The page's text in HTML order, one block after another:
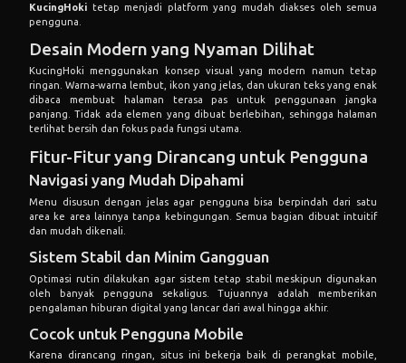
KucingHoki tetap menjadi platform yang mudah diakses oleh semua
pengguna.
Desain Modern yang Nyaman Dilihat
KucingHoki menggunakan konsep visual yang modern namun tetap
ringan. Warna-warna lembut, ikon yang jelas, dan ukuran teks yang enak
dibaca membuat halaman terasa pas untuk penggunaan jangka
panjang. Tidak ada elemen yang dibuat berlebihan, sehingga halaman
terlihat bersih dan fokus pada fungsi utama.
Fitur-Fitur yang Dirancang untuk Pengguna
Navigasi yang Mudah Dipahami
Menu disusun dengan jelas agar pengguna bisa berpindah dari satu
area ke area lainnya tanpa kebingungan. Semua bagian dibuat intuitif
dan mudah dikenali.
Sistem Stabil dan Minim Gangguan
Optimasi rutin dilakukan agar sistem tetap stabil meskipun digunakan
oleh banyak pengguna sekaligus. Tujuannya adalah memberikan
pengalaman hiburan digital yang lancar dari awal hingga akhir.
Cocok untuk Pengguna Mobile
Karena dirancang ringan, situs ini bekerja baik di perangkat mobile,